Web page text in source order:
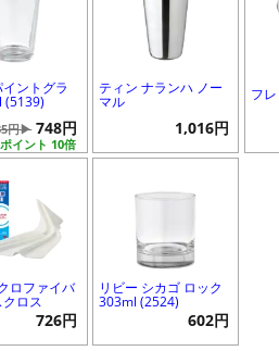
ントグラ
(5139)
ポイント 10倍
円▶ 748円
ティン ナランハ ノー
マル
1,016円
フ
ロファイバ
ロス
726円
リビー シカゴ ロック
303ml (2524)
602円